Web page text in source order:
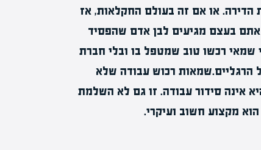
הדירה. או אם זה בעולם החקלאות, אז
אתם בעצם מגיעים לבן אדם שהפסיד
שמאי רכשו טוב שמטפל בו ובלי חברת
הרגליים.שמאות רכוש עבודה שלא
אינה סידור עבודה. זו גם לא השלמת
מקצוע חשוב ועיקרי.